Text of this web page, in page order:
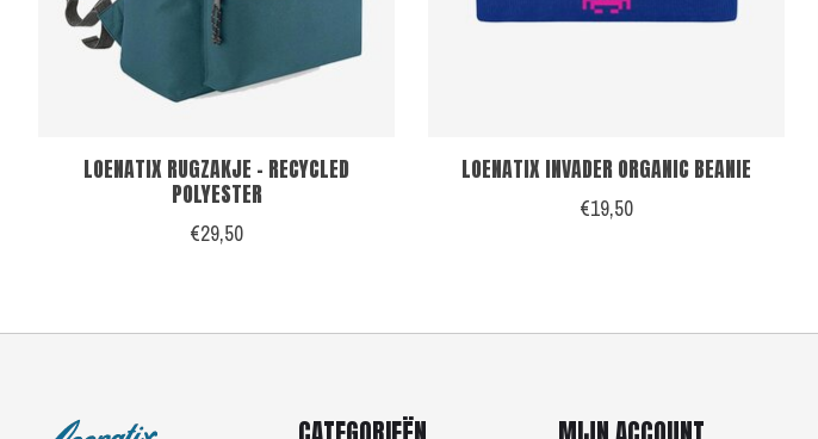
LOENATIX RUGZAKJE - RECYCLED
POLYESTER
€29,50
LOENATIX INVADER ORGANIC BEANIE
€19,50